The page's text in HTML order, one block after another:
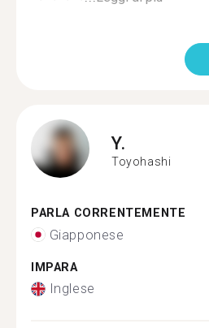
Y.
Toyohashi
PARLA CORRENTEMENTE
Giapponese
IMPARA
Inglese